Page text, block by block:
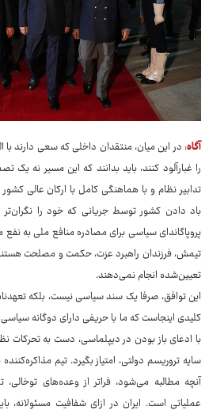
آگاه: در این میان، منتقدان داخلی که سعی دارند با
را غبارآلود کنند، باید بدانند که این مسیر نه
تدابیر نظام و با هماهنگی کامل با ارکان عالی
باد دادن کشور توسط جریانی که خود را نگران‌تر
پروپاگاندای سیاسی برای مصادره منافع ملی به
تیمش، فرزندان راهبرد عزت، حکمت و مصلحت
تعیین‌شده انجام نمی‌دهند.
این توافق، صرفا یک سند سیاسی نیست، بلکه
کلیدی اینجاست که ما با حریفی دارای دوگانه
با ادعای باز بودن در دیپلماسی، دست به تحرکات
سایه تروریسم دولتی، امتیاز بگیرد. تیم
آنچه مطالبه می‌شود، فراتر از وعده‌های
عملیاتی است. ایران در ازای شفافیت مسئولانه،